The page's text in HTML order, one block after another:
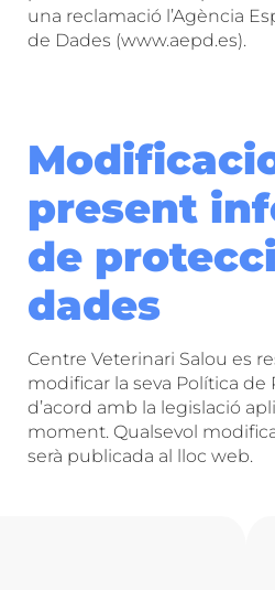
una reclamació l’Agència
de Dades (www.aepd.es).
present
de
dades
Centre Veterinari Salou es
modificar la seva Política de
d’acord amb la legislació
moment. Qualsevol
serà publicada al lloc web.